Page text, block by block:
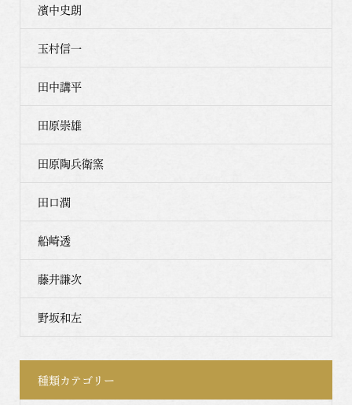
濱中史朗
玉村信一
田中講平
田原崇雄
田原陶兵衛窯
田口潤
船崎透
藤井謙次
野坂和左
種類カテゴリー